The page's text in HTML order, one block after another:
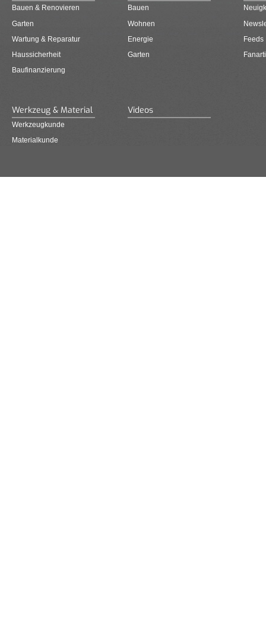
Bauen & Renovieren
Garten
Wartung & Reparatur
Haussicherheit
Baufinanzierung
Bauen
Wohnen
Energie
Garten
Feeds
Werkzeug & Material
Werkzeugkunde
Materialkunde
Videos